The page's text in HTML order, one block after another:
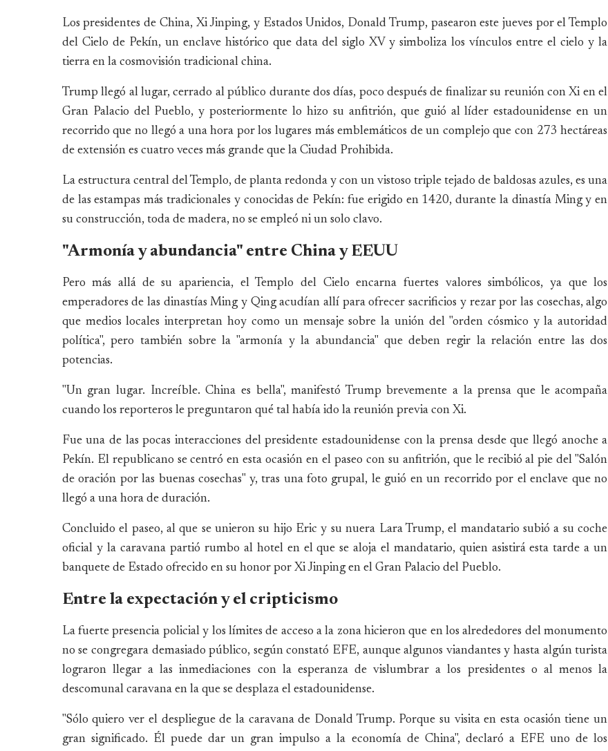
Los presidentes de China, Xi Jinping, y Estados Unidos, Donald Trump, pasearon este jueves por el Templo
del Cielo de Pekín, un enclave histórico que data del siglo XV y simboliza los vínculos entre el cielo y la
tierra en la cosmovisión tradicional china.
Trump llegó al lugar, cerrado al público durante dos días, poco después de finalizar su reunión con Xi en el
Gran Palacio del Pueblo, y posteriormente lo hizo su anfitrión, que guió al líder estadounidense en un
recorrido que no llegó a una hora por los lugares más emblemáticos de un complejo que con 273 hectáreas
de extensión es cuatro veces más grande que la Ciudad Prohibida.
La estructura central del Templo, de planta redonda y con un vistoso triple tejado de baldosas azules, es una
de las estampas más tradicionales y conocidas de Pekín: fue erigido en 1420, durante la dinastía Ming y en
su construcción, toda de madera, no se empleó ni un solo clavo.
"Armonía y abundancia" entre China y EEUU
Pero más allá de su apariencia, el Templo del Cielo encarna fuertes valores simbólicos, ya que los
emperadores de las dinastías Ming y Qing acudían allí para ofrecer sacrificios y rezar por las cosechas, algo
que medios locales interpretan hoy como un mensaje sobre la unión del "orden cósmico y la autoridad
política", pero también sobre la "armonía y la abundancia" que deben regir la relación entre las dos
potencias.
"Un gran lugar. Increíble. China es bella", manifestó Trump brevemente a la prensa que le acompaña
cuando los reporteros le preguntaron qué tal había ido la reunión previa con Xi.
Fue una de las pocas interacciones del presidente estadounidense con la prensa desde que llegó anoche a
Pekín. El republicano se centró en esta ocasión en el paseo con su anfitrión, que le recibió al pie del "Salón
de oración por las buenas cosechas" y, tras una foto grupal, le guió en un recorrido por el enclave que no
llegó a una hora de duración.
Concluido el paseo, al que se unieron su hijo Eric y su nuera Lara Trump, el mandatario subió a su coche
oficial y la caravana partió rumbo al hotel en el que se aloja el mandatario, quien asistirá esta tarde a un
banquete de Estado ofrecido en su honor por Xi Jinping en el Gran Palacio del Pueblo.
Entre la expectación y el cripticismo
La fuerte presencia policial y los límites de acceso a la zona hicieron que en los alrededores del monumento
no se congregara demasiado público, según constató EFE, aunque algunos viandantes y hasta algún turista
lograron llegar a las inmediaciones con la esperanza de vislumbrar a los presidentes o al menos la
descomunal caravana en la que se desplaza el estadounidense.
"Sólo quiero ver el despliegue de la caravana de Donald Trump. Porque su visita en esta ocasión tiene un
gran significado. Él puede dar un gran impulso a la economía de China", declaró a EFE uno de los